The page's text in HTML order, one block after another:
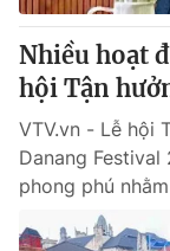
Nhiều hoạt
hội Tận
VTV.vn - Lễ hội
Danang
phong phú